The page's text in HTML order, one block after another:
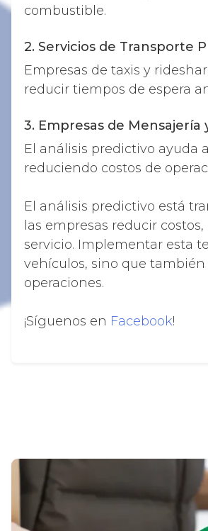
combustible.
2. Servicios de Transporte
Empresas de taxis y
reducir tiempos de espera
3. Empresas de Mensajería
El análisis predictivo ayuda
reduciendo costos de
El análisis predictivo está
las empresas reducir
servicio. Implementar esta
vehículos, sino que
operaciones.
¡Síguenos en Facebook!